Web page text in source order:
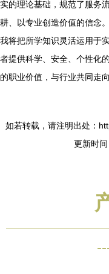
实的理论基础，规范了服务
耕、以专业创造价值的信念。
我将把所学知识灵活运用于
者提供科学、安全、个性化
的职业价值，与行业共同走
如若转载，请注明出处：
更新时